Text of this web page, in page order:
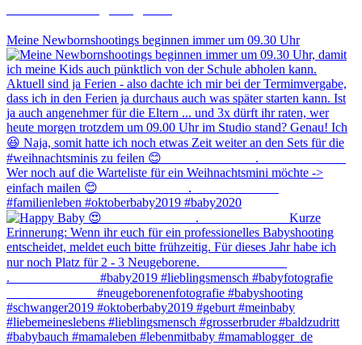
Meine Newbornshootings beginnen immer um 09.30 Uhr